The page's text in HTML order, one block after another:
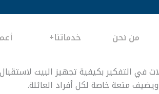
من نحن خدماتنا
في التفكير بكيفية تجهيز البيت
متعة خاصة لكل أفراد العائلة.